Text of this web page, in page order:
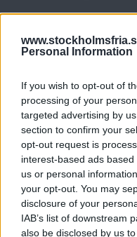
Personal Information
If you wish to opt-out of
processing of your
targeted advertising by
section to confirm your
opt-out request is
interest-based ads
us or personal
your opt-out. You may
disclosure of your
IAB’s list of downstream
also be disclosed by us
Inledare:Kristian Borg
Fria Tidningen
Kanske
historia
egen tids
migration.
Inledare:Kristian Borg
Fria Tidningen